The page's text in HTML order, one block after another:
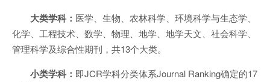
大类学科： 医学、生物、农林科学、环境科学与生态学、
化学、工程技术、数学、物理、地学、地学天文、社会科学、
管理科学及综合性期刊，共13个大类。
小类学科： 即JCR学科分类体系Journal Ranking确定的17